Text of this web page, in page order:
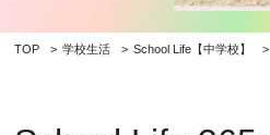
TOP 学校生活 School Life【中学校】